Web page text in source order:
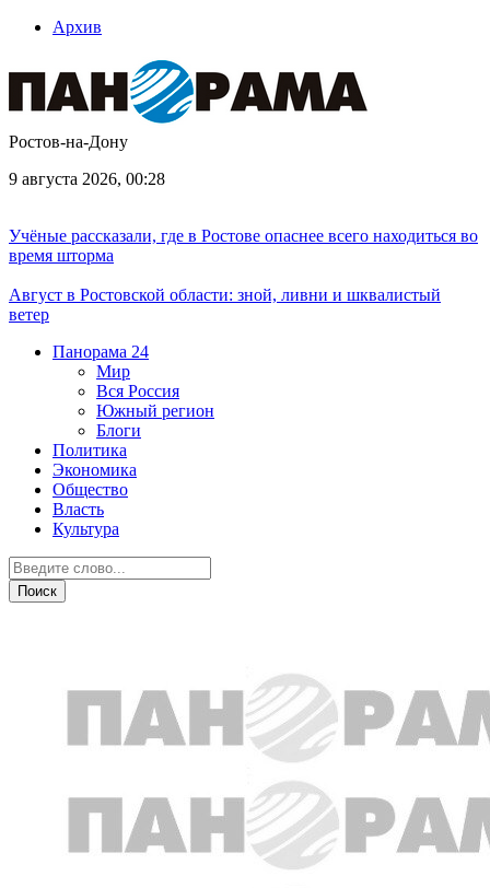
Архив
Ростов-на-Дону
9 августа 2026, 00:28
Учёные рассказали, где в Ростове опаснее всего находиться во
время шторма
Август в Ростовской области: зной, ливни и шквалистый
ветер
Панорама 24
Мир
Вся Россия
Южный регион
Блоги
Политика
Экономика
Общество
Власть
Культура